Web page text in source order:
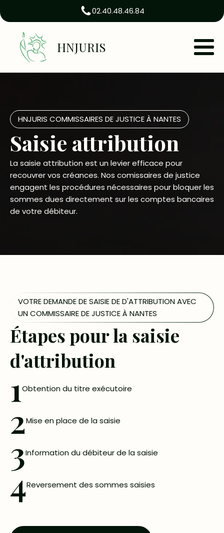
02.40.48.46.84
HNJURIS
HNJURIS COMMISSAIRES DE JUSTICE À NANTES
Saisie attribution
La saisie attribution est un levier efficace pour
recouvrer vos créances. Nos comissaires de justice
engagent les procédures nécessaires pour bloquer les
sommes dues directement sur les comptes bancaires
de votre débiteur.
VOTRE DEMANDE DE SAISIE DE D'ATTRIBUTION AVEC
UN COMMISSAIRE DE JUSTICE À NANTES
Étapes pour la saisie
d'attribution
1 Obtention du titre exécutoire
2Mise en place de la saisie
3Information du débiteur de la saisie
4Reversement des sommes saisies